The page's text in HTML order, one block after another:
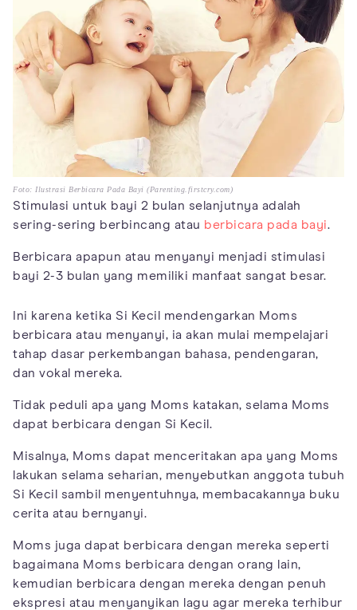
Foto: Ilustrasi Berbicara Pada Bayi (Parenting.firstcry.com)
Stimulasi untuk bayi 2 bulan selanjutnya adalah
sering-sering berbincang atau berbicara pada bayi.
Berbicara apapun atau menyanyi menjadi stimulasi
bayi 2-3 bulan yang memiliki manfaat sangat besar.
Ini karena ketika Si Kecil mendengarkan Moms
berbicara atau menyanyi, ia akan mulai mempelajari
tahap dasar perkembangan bahasa, pendengaran,
dan vokal mereka.
Tidak peduli apa yang Moms katakan, selama Moms
dapat berbicara dengan Si Kecil.
Misalnya, Moms dapat menceritakan apa yang Moms
lakukan selama seharian, menyebutkan anggota tubuh
Si Kecil sambil menyentuhnya, membacakannya buku
cerita atau bernyanyi.
Moms juga dapat berbicara dengan mereka seperti
bagaimana Moms berbicara dengan orang lain,
kemudian berbicara dengan mereka dengan penuh
ekspresi atau menyanyikan lagu agar mereka terhibur